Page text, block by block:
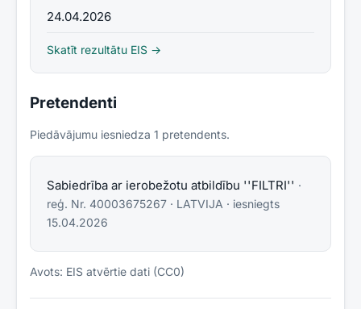
24.04.2026
Skatīt rezultātu EIS →
Pretendenti
Piedāvājumu iesniedza 1 pretendents.
Sabiedrība ar ierobežotu atbildību ''FILTRI'' ·
reģ. Nr. 40003675267 · LATVIJA · iesniegts
15.04.2026
Avots: EIS atvērtie dati (CC0)